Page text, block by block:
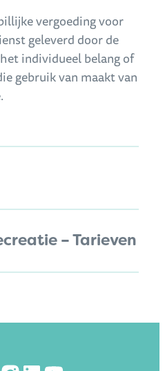
vergoeding voor
geleverd door de
individueel belang of
gebruik van maakt van
– Tarieven